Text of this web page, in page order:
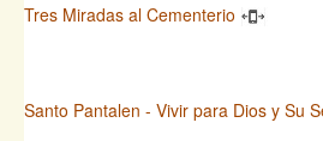
Tres Miradas al Cementerio
Santo Pantalen - Vivir para Dios y Su